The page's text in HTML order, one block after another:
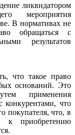
ликвидатором
мероприятия
В нормативах не
обращаться с
результатов
что такое право
оснований. Это
применения
конкурентами, что
покупателя, что, в
к приобретению